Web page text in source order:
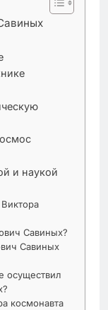
и наукой
Савиных?
Савиных
осуществил
космонавта